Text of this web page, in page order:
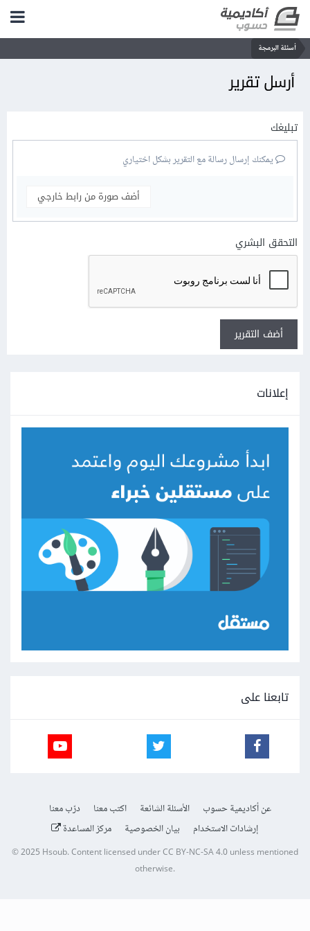
أسئلة البرمجة
أرسل تقرير
تبليغك
يمكنك إرسال رسالة مع التقرير بشكل اختياري
أضف صورة من رابط خارجي
التحقق البشري
أضف التقرير
إعلانات
تابعنا على
عن أكاديمية حسوب الأسئلة الشائعة اكتب معنا
درّب معنا
إرشادات الاستخدام
بيان الخصوصية مركز المساعدة
© 2025 Hsoub.Content licensed underCC BY-NC-SA 4.0unless mentioned
otherwise.